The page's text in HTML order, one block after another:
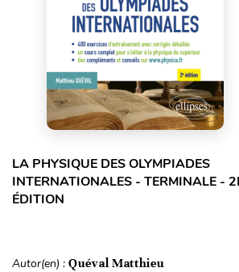
LA PHYSIQUE DES OLYMPIADES
INTERNATIONALES - TERMINALE -
ÉDITION
Autor(en) : Quéval Matthieu